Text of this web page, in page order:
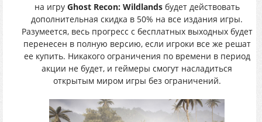
на игру Ghost Recon: Wildlandsбудет действовать
дополнительная скидка в 50% на все издания игры.
Разумеется, весь прогресс с бесплатных выходных будет
перенесен в полную версию, если игроки все же решат
ее купить. Никакого ограничения по времени в период
акции не будет, и геймеры смогут насладиться
открытым миром игры без ограничений.